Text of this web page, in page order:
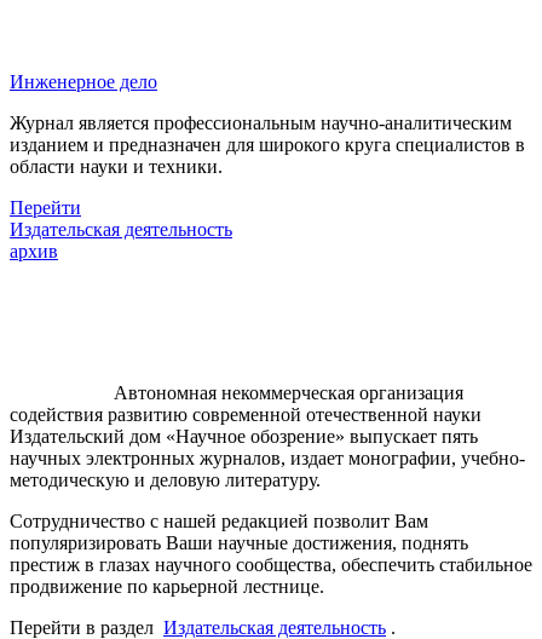
Инженерное дело
Журнал является профессиональным научно-аналитическим
изданием и предназначен для широкого круга специалистов в
области науки и техники.
Перейти
Издательская деятельность
архив
Автономная некоммерческая организация
содействия развитию современной отечественной науки
Издательский дом «Научное обозрение» выпускает пять
научных электронных журналов, издает монографии, учебно-
методическую и деловую литературу.
Сотрудничество с нашей редакцией позволит Вам
популяризировать Ваши научные достижения, поднять
престиж в глазах научного сообщества, обеспечить стабильное
продвижение по карьерной лестнице.
Перейти в раздел Издательская деятельность .